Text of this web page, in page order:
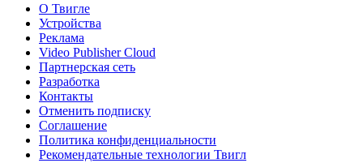
О Твигле
Устройства
Реклама
Video Publisher Cloud
Партнерская сеть
Разработка
Контакты
Отменить подписку
Соглашение
Политика конфиденциальности
Рекомендательные технологии Твигл